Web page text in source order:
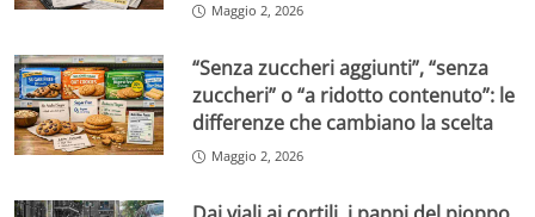
Maggio 2, 2026
“Senza zuccheri aggiunti”, “senza
zuccheri” o “a ridotto contenuto”: le
differenze che cambiano la scelta
Maggio 2, 2026